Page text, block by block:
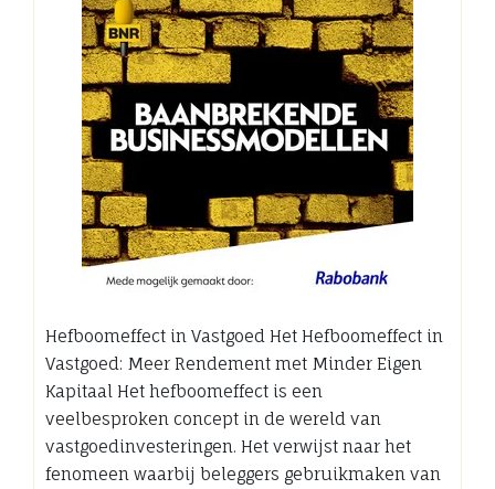
Hefboomeffect in Vastgoed Het Hefboomeffect in
Vastgoed: Meer Rendement met Minder Eigen
Kapitaal Het hefboomeffect is een
veelbesproken concept in de wereld van
vastgoedinvesteringen. Het verwijst naar het
fenomeen waarbij beleggers gebruikmaken van